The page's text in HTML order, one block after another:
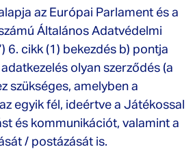
az Európai Parlament és a
Általános Adatvédelmi
6. cikk (1) bekezdés b) pontja
olyan szerződés (a
szükséges, amelyben a
egyik fél, ideértve a Játékossal
és kommunikációt, valamint a
/ postázását is.